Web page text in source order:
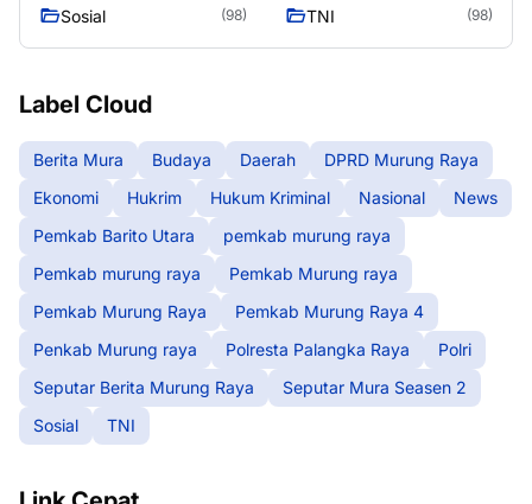
Sosial (98) TNI (98)
Label Cloud
Berita Mura Budaya Daerah
DPRD Murung Raya
Ekonomi
Hukrim Hukum Kriminal Nasional
News
Pemkab Barito Utara
pemkab murung raya
Pemkab murung raya
Pemkab Murung raya
Pemkab Murung Raya
Pemkab Murung Raya 4
Penkab Murung raya
Polresta Palangka Raya
Polri
Seputar Berita Murung Raya
Seputar Mura Seasen 2
Sosial
TNI